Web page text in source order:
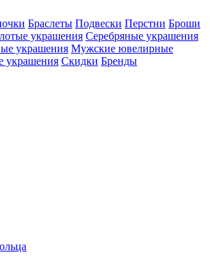
Браслеты Подвески Перстни Броши
украшения Серебряные украшения
украшения Мужские ювелирные
украшения Скидки Бренды